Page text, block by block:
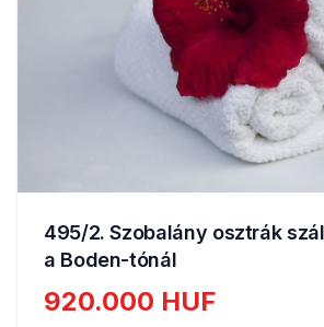
495/2. Szobalány osztrák
a Boden-tónál
920.000 HUF